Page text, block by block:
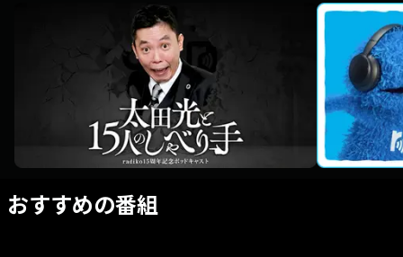
おすすめの番組